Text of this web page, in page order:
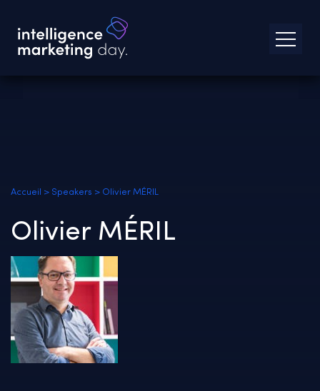
Accueil > Speakers > Olivier MÉRIL
Olivier MÉRIL